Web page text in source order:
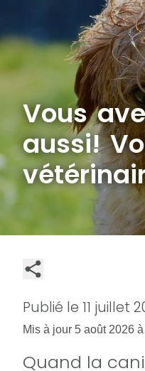
Vous
aussi!
Publié le 11 juillet
Mis à jour 5 août 2026
Quand la